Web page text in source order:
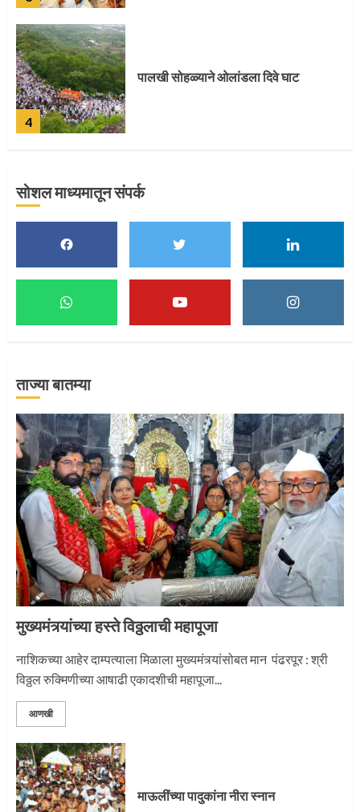
5
पुणेकरांकडून पालख्यांचे उत्साही स्वागत
मुख्यमंत्र्यांच्या हस्ते विठ्ठलाची महापूजा
माऊलींच्या पादुकांना नीरा स्नान
3
माऊलींची पालखी खंडेरायाच्या जेजुरीत
सोशल माध्यमातून संपर्क
ताज्या बातम्या
मुख्यमंत्र्यांच्या हस्ते विठ्ठलाची महापूजा
नाशिकच्या आहेर दाम्पत्याला मिळाला मुख्यमंत्र्यांसोबत मान पंढरपूर : श्री
विठ्ठल रुक्मिणीच्या आषाढी एकादशीची महापूजा...
आणखी
माऊलींच्या पादुकांना नीरा स्नान